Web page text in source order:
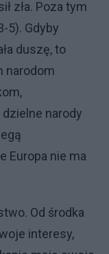
zła. Poza tym
5). Gdyby
duszę, to
narodom
narody
Europa nie ma
Od środka
interesy,